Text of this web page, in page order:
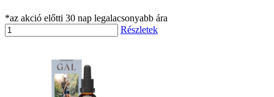
*az akció előtti 30 nap legalacsonyabb ára
Részletek